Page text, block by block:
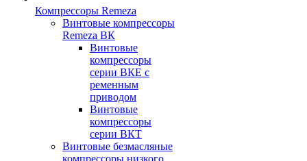
Компрессоры Remeza
Винтовые компрессоры
Remeza ВК
Винтовые
компрессоры
серии ВКЕ с
ременным
приводом
Винтовые
компрессоры
серии ВКТ
Винтовые безмасляные
компрессоры низкого